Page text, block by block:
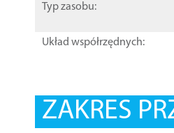
Typ zasobu:
Układ współrzędnych:
ZAKRES